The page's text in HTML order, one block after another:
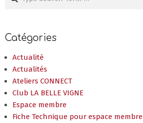
Catégories
Actualité
Actualités
Ateliers CONNECT
Club LA BELLE VIGNE
Espace membre
Fiche Technique pour espace membre